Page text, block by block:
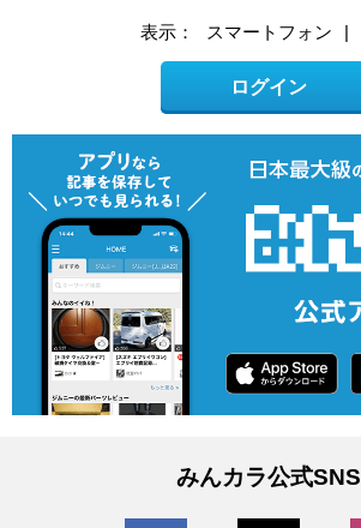
表示： スマートフォン |
ログイン
みんカラ公式SNS